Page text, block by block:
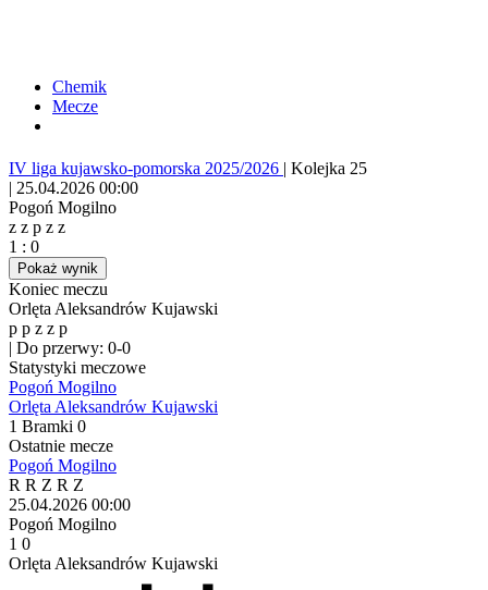
Chemik
Mecze
IV liga kujawsko-pomorska 2025/2026 | Kolejka 25
| 25.04.2026 00:00
Pogoń Mogilno
z z p z z
1 : 0
Pokaż wynik
Koniec meczu
Orlęta Aleksandrów Kujawski
p p z z p
| Do przerwy: 0-0
Statystyki meczowe
Pogoń Mogilno
Orlęta Aleksandrów Kujawski
1 Bramki 0
Ostatnie mecze
Pogoń Mogilno
R R Z R Z
25.04.2026 00:00
Pogoń Mogilno
1 0
Orlęta Aleksandrów Kujawski